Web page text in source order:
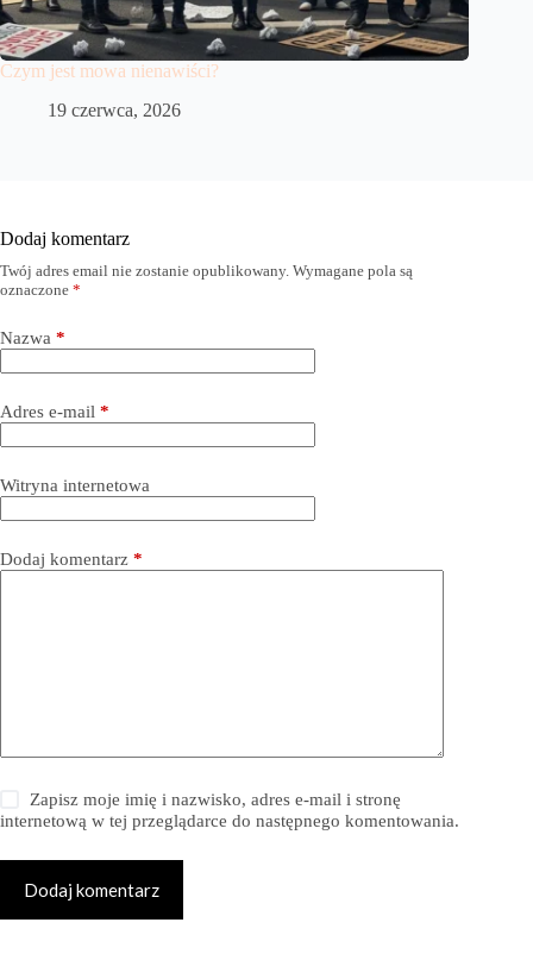
Czym jest mowa nienawiści?
19 czerwca, 2026
Dodaj komentarz
Twój adres email nie zostanie opublikowany. Wymagane pola są
oznaczone *
Nazwa *
Adres e-mail *
Witryna internetowa
Dodaj komentarz *
Zapisz moje imię i nazwisko, adres e-mail i stronę
internetową w tej przeglądarce do następnego komentowania.
Dodaj komentarz